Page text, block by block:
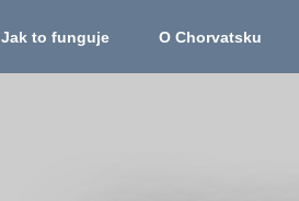
Jak to funguje O Chorvatsku